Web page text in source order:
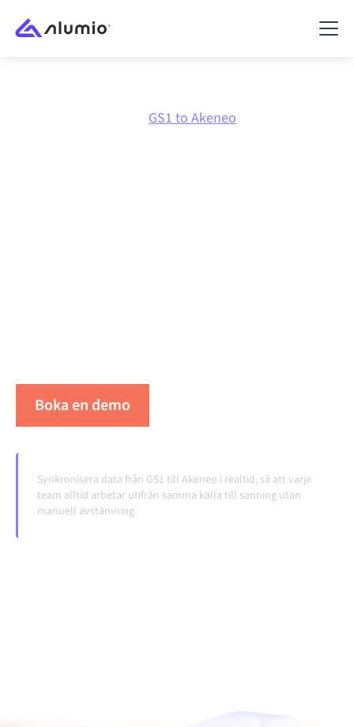
GS1 to Akeneo
Boka en demo
Synkronisera data från GS1 till Akeneo i realtid, så att varje
team alltid arbetar utifrån samma källa till sanning utan
manuell avstämning.